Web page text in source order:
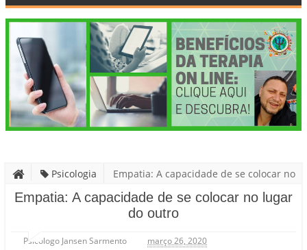
Psicologia
Empatia: A capacidade de se colocar no
lugar do outro
Empatia: A capacidade de se colocar no lugar
do outro
Psicólogo Jansen Sarmento março 26, 2020